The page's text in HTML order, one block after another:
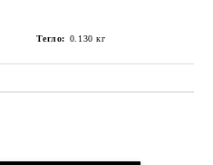
Тегло: 0.130 кг